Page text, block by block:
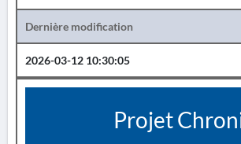
Dernière modification
2026-03-12 10:30:05
Projet